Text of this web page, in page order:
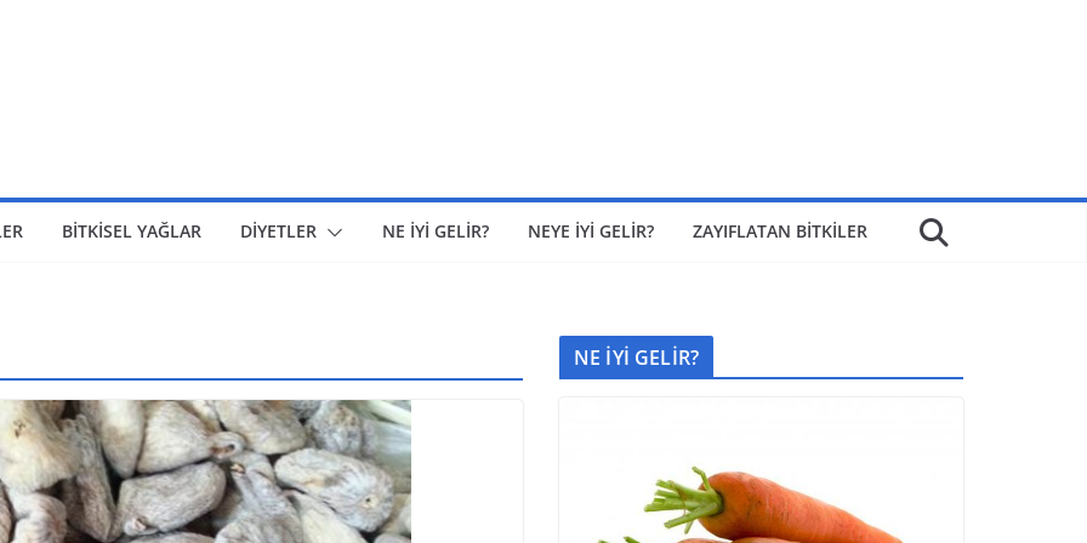
BİTKİSEL YAĞLAR DİYETLER NE İYİ GELİR? NEYE İYİ GELİR? ZAYIFLATAN BİTKİLER
NE İYİ GELİR?